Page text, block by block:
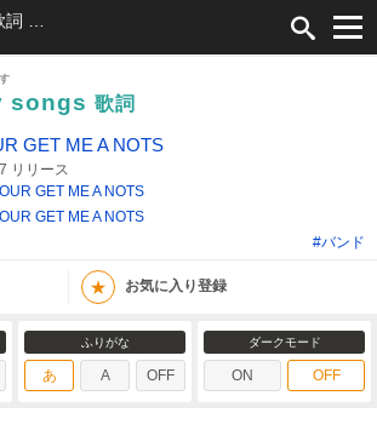
songs 歌詞
GET ME A NOTS
リリース
GET ME A NOTS
GET ME A NOTS
#バンド
★ お気に入り登録
ふりがな
あ A OFF
ダークモード
ON OFF